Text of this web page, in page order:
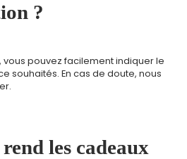
?
pouvez facilement indiquer le
souhaités. En cas de doute, nous
les cadeaux